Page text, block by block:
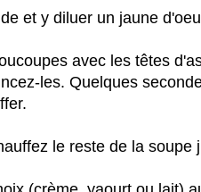
et y diluer un jaune
avec les têtes
les. Quelques
le reste de la soupe